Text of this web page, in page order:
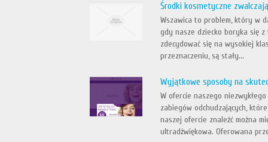
Środki kosmetyczne
Wszawica to problem, który w
gdy nasze dziecko boryka się
zdecydować się na wysokiej
przeznaczeniu, są stały...
Wyjątkowe sposoby na
W ofercie naszego
zabiegów odchudzających,
naszej ofercie znaleźć można
ultradźwiękowa. Oferowana